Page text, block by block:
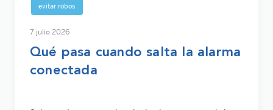
evitar robos
7 julio 2026
Qué pasa cuando salta la alarma
conectada